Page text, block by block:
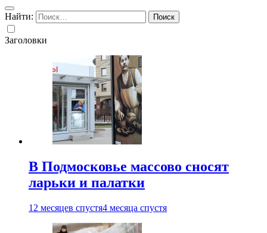
Найти:
Заголовки
В Подмосковье массово сносят
ларьки и палатки
12 месяцев спустя4 месяца спустя